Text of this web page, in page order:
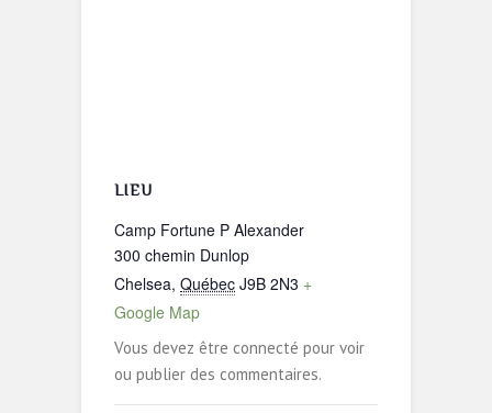
LIEU
Camp Fortune P Alexander
300 chemin Dunlop
Chelsea, Québec J9B 2N3 +
Google Map
Vous devez être connecté pour voir
ou publier des commentaires.